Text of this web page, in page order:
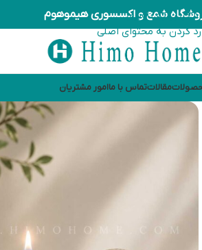
رد کردن به ناوبری
رد کردن به محتوای اصلی
شمع و اکسسوری هیموهوم
مقالاتتماس با ماامور مشتریان